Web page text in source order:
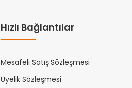
Hızlı Bağlantılar
Mesafeli Satış Sözleşmesi
Üyelik Sözleşmesi